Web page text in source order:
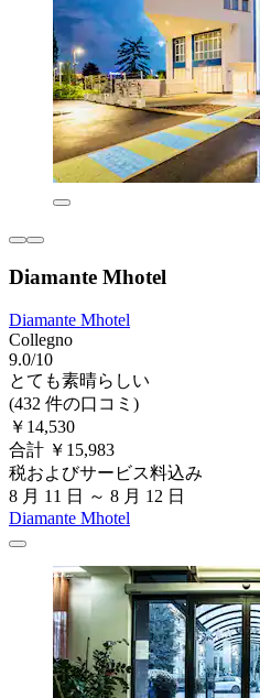
Diamante Mhotel
Diamante Mhotel
Collegno
9.0/10
とても素晴らしい
(432 件の口コミ)
￥14,530
合計 ￥15,983
税およびサービス料込み
8 月 11 日 ～ 8 月 12 日
Diamante Mhotel